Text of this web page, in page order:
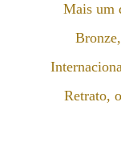
Mais um
Retrato,